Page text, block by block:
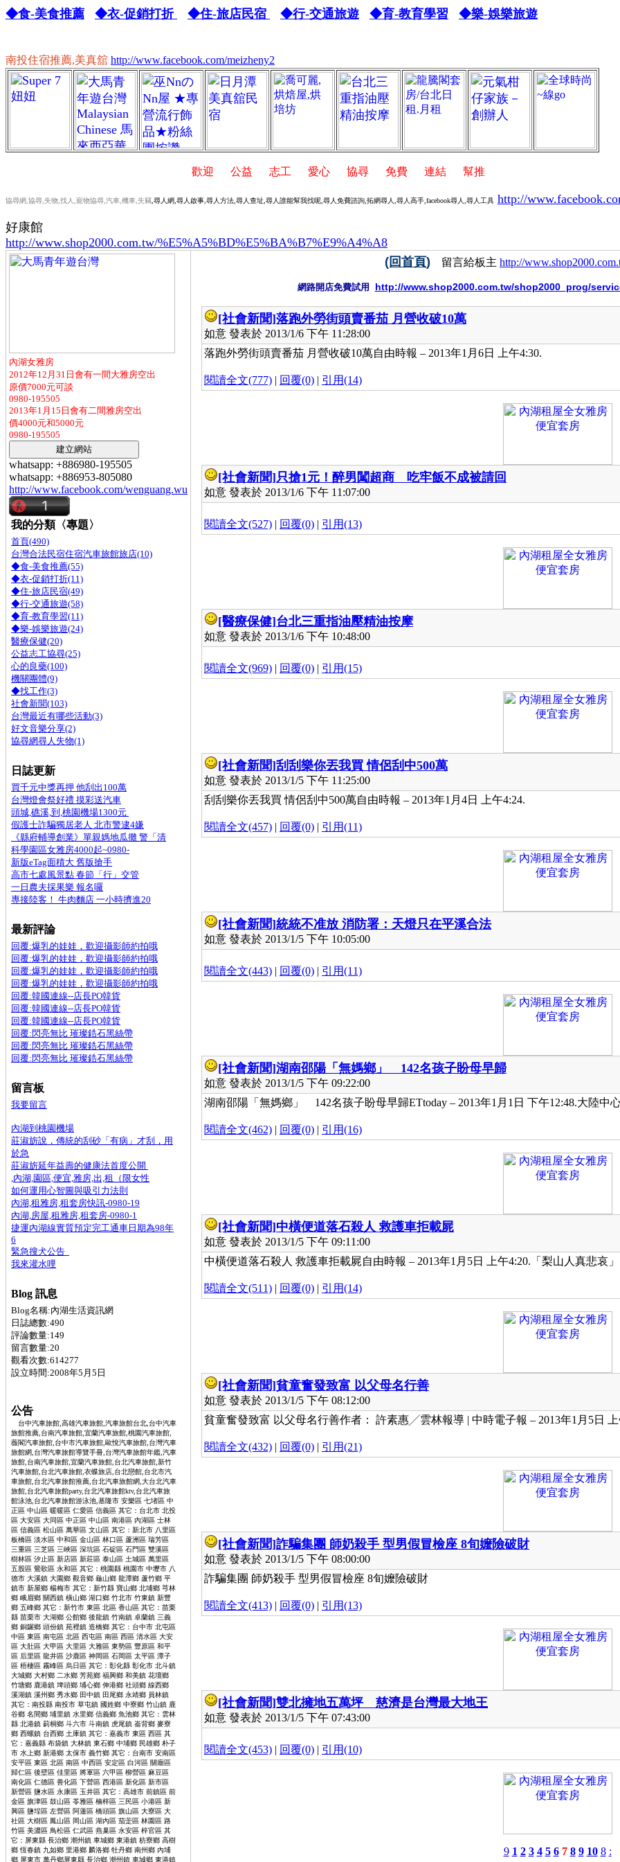
◆食-美食推薦 ◆衣-促銷打折 ◆住-旅店民宿 ◆行-交通旅遊 ◆育-教育學習 ◆樂-娛樂旅遊
南投住宿推薦,美真舘 http://www.facebook.com/meizheny2
歡迎, 公益, 志工, 愛心,協尋,免費,連結,幫推
協尋網,協尋,失物,找人,寵物協尋,汽車,機車,失竊 ,尋人網,尋人啟事,尋人方法,尋人查址,尋人誰能幫我找呢,尋人免費諮詢,拓網尋人,尋人高手,facebook尋人,尋人工具 http://
好康館
http://www.shop2000.com.tw/%E5%A5%BD%E5%BA%B7%E9%A4%A8
內湖女雅房
2012年12月31日會有一間大雅房空出
原價7000元可談
0980-195505
2013年1月15日會有二間雅房空出
價4000元和5000元
0980-195505
whatsapp: +886980-195505
whatsapp: +886953-805080
http://www.facebook.com/wenguang.wu
我的分類〈專題〉
首頁(490)
台灣合法民宿住宿汽車旅館旅店(10)
◆食-美食推薦(55)
◆衣-促銷打折(11)
◆住-旅店民宿(49)
◆行-交通旅遊(58)
◆育-教育學習(11)
◆樂-娛樂旅遊(24)
醫療保健(20)
公益志工協尋(25)
心的良藥(100)
機關團體(9)
◆找工作(3)
社會新聞(103)
台灣最近有哪些活動(3)
好文音樂分享(2)
協尋網尋人失物(1)
日誌更新
買千元中獎再押 他刮出100萬
台灣燈會祭好禮 摸彩送汽車
頭城,礁溪,到,桃園機場1300元
假護士詐騙獨居老人 北市警逮4嫌
《縣府輔導創業》單親媽地瓜攤 警「清
科學園區女雅房4000起~0980-
新版eTag面積大 舊版搶手
高市七處風景點 春節「行」交管
一日農夫採果樂 報名囉
專接陸客！ 牛肉麵店 一小時擠進20
最新評論
回覆:爆乳的娃娃，歡迎攝影師約拍哦
回覆:爆乳的娃娃，歡迎攝影師約拍哦
回覆:爆乳的娃娃，歡迎攝影師約拍哦
回覆:爆乳的娃娃，歡迎攝影師約拍哦
回覆:韓國連線--店長PO韓貨
回覆:韓國連線--店長PO韓貨
回覆:韓國連線--店長PO韓貨
回覆:閃亮無比 璀璨鋯石黑絲帶
回覆:閃亮無比 璀璨鋯石黑絲帶
回覆:閃亮無比 璀璨鋯石黑絲帶
留言板
我要留言
內湖到桃園機場
莊淑旂說，傳統的刮砂「有病」才刮，用
於急
莊淑旂延年益壽的健康法首度公開
,內湖,園區,便宜,雅房,出,租（限女性
如何運用心智圖與吸引力法則
內湖,租雅房,租套房快訊-0980-19
內湖,房屋,租雅房,租套房-0980-1
捷運內湖線實質預定完工通車日期為98年
6
緊急搜犬公告
我來灌水哩
Blog 訊息
Blog名稱:內湖生活資訊網
日誌總數:490
評論數量:149
留言數量:20
觀看次數:614277
設立時間:2008年5月5日
公告
台中汽車旅館,高雄汽車旅館,汽車旅館台北,台中汽車
旅館推薦,台南汽車旅館,宜蘭汽車旅館,桃園汽車旅館,
薇閣汽車旅館,台中市汽車旅館,歐悅汽車旅館,台灣汽車
旅館網,台灣汽車旅館導覽手冊,台灣汽車旅館年鑑,汽車
旅館,台南汽車旅館,宜蘭汽車旅館,台北汽車旅館,新竹
汽車旅館,台北汽車旅館,衣蝶旅店,台北戀館,台北市汽
車旅館,台北汽車旅館推薦,台北汽車旅館網,大台北汽車
旅館,台北汽車旅館party,台北汽車旅館ktv,台北汽車旅
館泳池,台北汽車旅館游泳池,基隆市 安樂區 七堵區 中
正區 中山區 暖暖區 仁愛區 信義區 其它：台北市 北投
區 大安區 大同區 中正區 中山區 南港區 內湖區 士林
區 信義區 松山區 萬華區 文山區 其它：新北市 八里區
板橋區 淡水區 中和區 金山區 林口區 蘆洲區 瑞芳區
三重區 三芝區 三峽區 深坑區 石碇區 石門區 雙溪區
樹林區 汐止區 新店區 新莊區 泰山區 土城區 萬里區
五股區 鶯歌區 永和區 其它：桃園縣 桃園市 中壢市 八
德市 大溪鎮 大園鄉 觀音鄉 龜山鄉 龍潭鄉 蘆竹鄉 平
鎮市 新屋鄉 楊梅市 其它：新竹縣 寶山鄉 北埔鄉 芎林
鄉 峨眉鄉 關西鎮 橫山鄉 湖口鄉 竹北市 竹東鎮 新豐
鄉 五峰鄉 其它：新竹市 東區 北區 香山區 其它：苗栗
縣 苗栗市 大湖鄉 公館鄉 後龍鎮 竹南鎮 卓蘭鎮 三義
鄉 銅鑼鄉 頭份鎮 苑裡鎮 造橋鄉 其它：台中市 北屯區
中區 東區 南屯區 北區 西屯區 南區 西區 清水區 大安
區 大肚區 大甲區 大里區 大雅區 東勢區 豐原區 和平
區 后里區 龍井區 沙鹿區 神岡區 石岡區 太平區 潭子
區 梧棲區 霧峰區 烏日區 其它：彰化縣 彰化市 北斗鎮
大城鄉 大村鄉 二水鄉 芳苑鄉 福興鄉 和美鎮 花壇鄉
竹塘鄉 鹿港鎮 埤頭鄉 埔心鄉 伸港鄉 社頭鄉 線西鄉
溪湖鎮 溪州鄉 秀水鄉 田中鎮 田尾鄉 永靖鄉 員林鎮
其它：南投縣 南投市 草屯鎮 國姓鄉 中寮鄉 竹山鎮 鹿
谷鄉 名間鄉 埔里鎮 水里鄉 信義鄉 魚池鄉 其它：雲林
縣 北港鎮 莿桐鄉 斗六市 斗南鎮 虎尾鎮 崙背鄉 麥寮
鄉 西螺鎮 台西鄉 土庫鎮 其它：嘉義市 東區 西區 其
它：嘉義縣 布袋鎮 大林鎮 東石鄉 中埔鄉 民雄鄉 朴子
市 水上鄉 新港鄉 太保市 義竹鄉 其它：台南市 安南區
安平區 東區 北區 南區 中西區 安定區 白河區 關廟區
歸仁區 後壁區 佳里區 將軍區 六甲區 柳營區 麻豆區
南化區 仁德區 善化區 下營區 西港區 新化區 新市區
新營區 鹽水區 永康區 玉井區 其它：高雄市 前鎮區 前
金區 旗津區 鼓山區 苓雅區 楠梓區 三民區 小港區 新
興區 鹽埕區 左營區 阿蓮區 橋頭區 旗山區 大寮區 大
社區 大樹區 鳳山區 岡山區 湖內區 茄萣區 林園區 路
竹區 美濃區 鳥松區 仁武區 燕巢區 永安區 梓官區 其
它：屏東縣 長治鄉 潮州鎮 車城鄉 東港鎮 枋寮鄉 高樹
鄉 恆春鎮 九如鄉 里港鄉 麟洛鄉 牡丹鄉 南州鄉 內埔
鄉 屏東市 萬丹鄉屏東縣 長治鄉 潮州鎮 車城鄉 東港鎮
(回首頁) 留言給板主 http://
網路開店免費試用 http://www.shop2000.com.tw/shop2000_prog/
[社會新聞]落跑外勞街頭賣番茄 月營收破10萬
如意 發表於 2013/1/6 下午 11:28:00
落跑外勞街頭賣番茄 月營收破10萬自由時報 – 2013年1月6日 上午4:30.
閱讀全文(777) | 回覆(0) | 引用(14)
[社會新聞]只搶1元！醉男闖超商 吃牢飯不成被請回
如意 發表於 2013/1/6 下午 11:07:00
閱讀全文(527) | 回覆(0) | 引用(13)
[醫療保健]台北三重指油壓精油按摩
如意 發表於 2013/1/6 下午 10:48:00
閱讀全文(969) | 回覆(0) | 引用(15)
[社會新聞]刮刮樂你丟我買 情侶刮中500萬
如意 發表於 2013/1/5 下午 11:25:00
刮刮樂你丟我買 情侶刮中500萬自由時報 – 2013年1月4日 上午4:24.
閱讀全文(457) | 回覆(0) | 引用(11)
[社會新聞]統統不准放 消防署：天燈只在平溪合法
如意 發表於 2013/1/5 下午 10:05:00
閱讀全文(443) | 回覆(0) | 引用(11)
[社會新聞]湖南邵陽「無媽鄉」 142名孩子盼母早歸
如意 發表於 2013/1/5 下午 09:22:00
湖南邵陽「無媽鄉」 142名孩子盼母早歸ETtoday – 2013年1月1日 下午12:48.大陸中
閱讀全文(462) | 回覆(0) | 引用(16)
[社會新聞]中橫便道落石殺人 救護車拒載屍
如意 發表於 2013/1/5 下午 09:11:00
中橫便道落石殺人 救護車拒載屍自由時報 – 2013年1月5日 上午4:20.「梨山人真悲哀」
閱讀全文(511) | 回覆(0) | 引用(14)
[社會新聞]貧童奮發致富 以父母名行善
如意 發表於 2013/1/5 下午 08:12:00
貧童奮發致富 以父母名行善作者： 許素惠╱雲林報導 | 中時電子報 – 2013年1月5日 上
閱讀全文(432) | 回覆(0) | 引用(21)
[社會新聞]詐騙集團 師奶殺手 型男假冒檢座 8旬嬤險破財
如意 發表於 2013/1/5 下午 08:00:00
詐騙集團 師奶殺手 型男假冒檢座 8旬嬤險破財
閱讀全文(413) | 回覆(0) | 引用(13)
[社會新聞]雙北擁地五萬坪 慈濟是台灣最大地王
如意 發表於 2013/1/5 下午 07:43:00
閱讀全文(453) | 回覆(0) | 引用(10)
9 1 2 3 4 5 6 7 8 9 10 8 :